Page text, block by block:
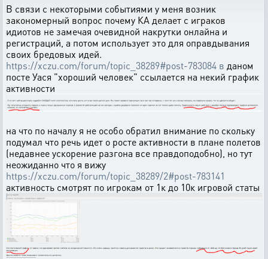
В связи с некоторыми событиями у меня возник
закономерный вопрос почему КА делает с играков
идиотов не замечая очевидной накрутки онлайна и
регистраций, а потом использует это для оправдывания
своих бредовых идей.
https://xczu.com/forum/topic_38289#post-783084 в даном
посте Уася "хороший человек" ссылается на некий график
активности
на что по началу я не особо обратил внимание по скольку
подумал что речь идет о росте активности в плане полетов
(недавнее ускорение разгона все правдоподобно), но тут
неожиданно что я вижу
https://xczu.com/forum/topic_38289/2#post-783141
активность смотрят по игрокам от 1к до 10к игровой статы